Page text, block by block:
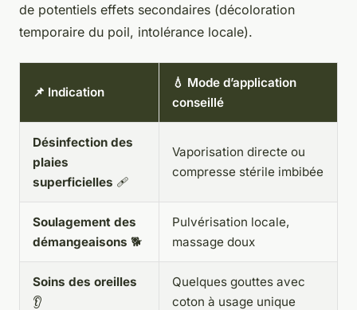
de potentiels effets secondaires (décoloration
temporaire du poil, intolérance locale).
📌 Indication
💧 Mode d’application
conseillé
Désinfection des
plaies
superficielles 🩹
Vaporisation directe ou
compresse stérile imbibée
Soulagement des
démangeaisons 🐕
Pulvérisation locale,
massage doux
Soins des oreilles
👂
Quelques gouttes avec
coton à usage unique